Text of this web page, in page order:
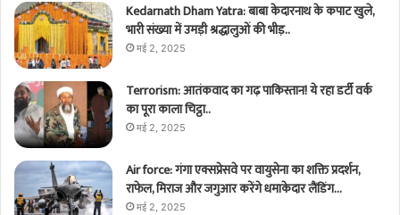
Kedarnath Dham Yatra: बाबा केदारनाथ के कपाट खुले,
भारी संख्या में उमड़ी श्रद्धालुओं की भीड़..
मई 2, 2025
Terrorism: आतंकवाद का गढ़ पाकिस्तान! ये रहा डर्टी वर्क
का पूरा काला चिट्ठा..
मई 2, 2025
Air force: गंगा एक्सप्रेसवे पर वायुसेना का शक्ति प्रदर्शन,
राफेल, मिराज और जगुआर करेंगे धमाकेदार लैंडिंग…
मई 2, 2025